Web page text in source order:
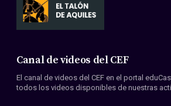
Canal de videos del CEF
El canal de videos del CEF en el portal
todos los videos disponibles de nuestras